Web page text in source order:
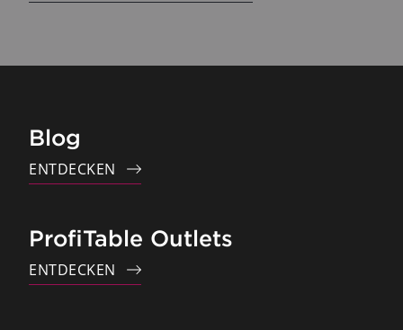
Blog
ENTDECKEN
ProfiTable Outlets
ENTDECKEN